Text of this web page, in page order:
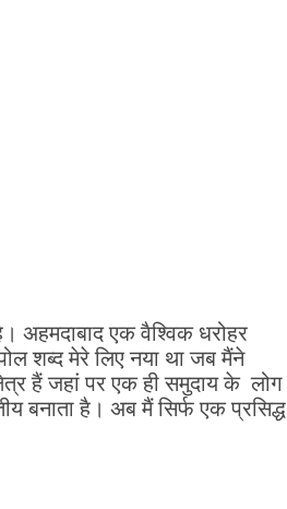
अहमदाबाद एक वैश्विक धरोहर
शब्द मेरे लिए नया था जब मैंने
हैं जहां पर एक ही समुदाय के लोग
बनाता है। अब मैं सिर्फ एक प्रसिद्ध